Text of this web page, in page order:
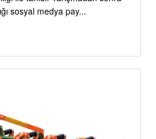
sosyal medya pay...